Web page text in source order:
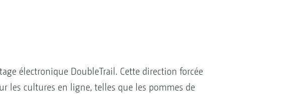
électronique DoubleTrail. Cette direction forcée
les cultures en ligne, telles que les pommes de